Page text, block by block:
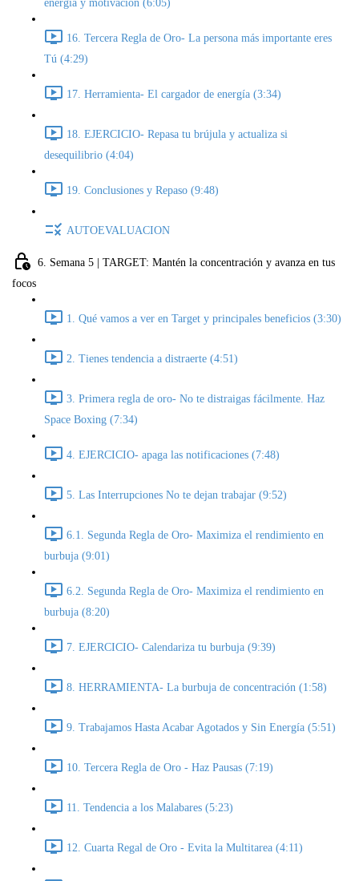
energía y motivación (6:05)
16. Tercera Regla de Oro- La persona más importante eres
Tú (4:29)
17. Herramienta- El cargador de energía (3:34)
18. EJERCICIO- Repasa tu brújula y actualiza si
desequilibrio (4:04)
19. Conclusiones y Repaso (9:48)
AUTOEVALUACION
6. Semana 5 | TARGET: Mantén la concentración y avanza en tus
focos
1. Qué vamos a ver en Target y principales beneficios (3:30)
2. Tienes tendencia a distraerte (4:51)
3. Primera regla de oro- No te distraigas fácilmente. Haz
Space Boxing (7:34)
4. EJERCICIO- apaga las notificaciones (7:48)
5. Las Interrupciones No te dejan trabajar (9:52)
6.1. Segunda Regla de Oro- Maximiza el rendimiento en
burbuja (9:01)
6.2. Segunda Regla de Oro- Maximiza el rendimiento en
burbuja (8:20)
7. EJERCICIO- Calendariza tu burbuja (9:39)
8. HERRAMIENTA- La burbuja de concentración (1:58)
9. Trabajamos Hasta Acabar Agotados y Sin Energía (5:51)
10. Tercera Regla de Oro - Haz Pausas (7:19)
11. Tendencia a los Malabares (5:23)
12. Cuarta Regal de Oro - Evita la Multitarea (4:11)